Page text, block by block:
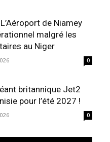
de Niamey
malgré les
au Niger
0
britannique Jet2
pour l’été 2027 !
0